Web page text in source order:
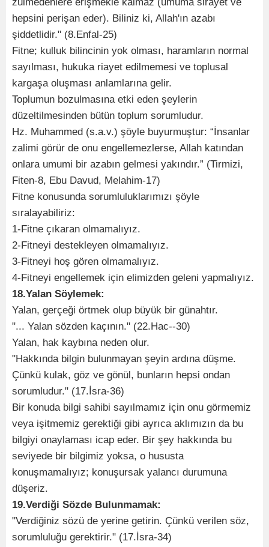
hepsini perişan eder). Biliniz ki, Allah'ın azabı
şiddetlidir." (8.Enfal-25)
Fitne; kulluk bilincinin yok olması, haramların normal
sayılması, hukuka riayet edilmemesi ve toplusal
kargaşa oluşması anlamlarına gelir.
Toplumun bozulmasına etki eden şeylerin
düzeltilmesinden bütün toplum sorumludur.
Hz. Muhammed (s.a.v.) şöyle buyurmuştur: “İnsanlar
zalimi görür de onu engellemezlerse, Allah katından
onlara umumi bir azabın gelmesi yakındır.” (Tirmizi,
Fiten-8, Ebu Davud, Melahim-17)
Fitne konusunda sorumluluklarımızı şöyle
sıralayabiliriz:
1-Fitne çıkaran olmamalıyız.
2-Fitneyi destekleyen olmamalıyız.
3-Fitneyi hoş gören olmamalıyız.
4-Fitneyi engellemek için elimizden geleni yapmalıyız.
18.Yalan Söylemek:
Yalan, gerçeği örtmek olup büyük bir günahtır.
"... Yalan sözden kaçının." (22.Hac--30)
Yalan, hak kaybına neden olur.
"Hakkında bilgin bulunmayan şeyin ardına düşme.
Çünkü kulak, göz ve gönül, bunların hepsi ondan
sorumludur." (17.İsra-36)
Bir konuda bilgi sahibi sayılmamız için onu görmemiz
veya işitmemiz gerektiği gibi ayrıca aklımızın da bu
bilgiyi onaylaması icap eder. Bir şey hakkında bu
seviyede bir bilgimiz yoksa, o hususta
konuşmamalıyız; konuşursak yalancı durumuna
düşeriz.
19.Verdiği Sözde Bulunmamak:
"Verdiğiniz sözü de yerine getirin. Çünkü verilen söz,
sorumluluğu gerektirir." (17.İsra-34)